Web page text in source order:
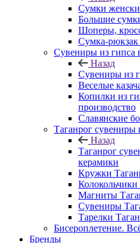
Сумки
Большие
Шоперы,
Сумка-рюкзак
Сувениры из гипса
Назад
Сувениры из
Веселые
Копилки из
производство
Славянские
Таганрог сувениры
Назад
Таганрог
керамики
Кружки
Колокольчики
Магниты
Сувениры
Тарелки
Бисероплетение.
Бренды